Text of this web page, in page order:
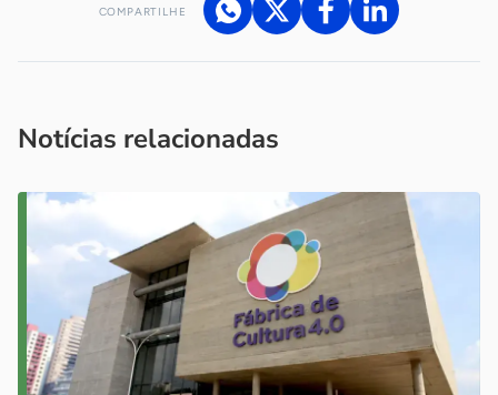
COMPARTILHE
Notícias relacionadas